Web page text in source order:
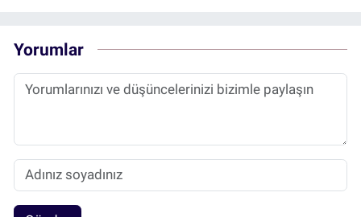
Yorumlar